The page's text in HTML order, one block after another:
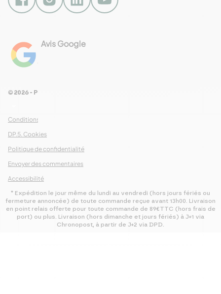
Avis Google
Conditions Générales de Ventes
DP.5. Cookies
Politique de confidentialité
Envoyer des commentaires
Accessibilité
© 2026 - Pour Les Gourmets
* Expédition le jour même du lundi au vendredi (hors jours fériés ou
fermeture annoncée) de toute commande reçue avant 13h00. Livraison
en point relais offerte pour toute commande de 89€TTC (hors frais de
port) ou plus. Livraison (hors dimanche et jours fériés) à J+1 via
Chronopost, à partir de J+2 via DPD.